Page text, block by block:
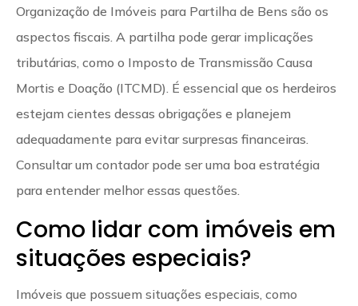
Organização de Imóveis para Partilha de Bens são os
aspectos fiscais. A partilha pode gerar implicações
tributárias, como o Imposto de Transmissão Causa
Mortis e Doação (ITCMD). É essencial que os herdeiros
estejam cientes dessas obrigações e planejem
adequadamente para evitar surpresas financeiras.
Consultar um contador pode ser uma boa estratégia
para entender melhor essas questões.
Como lidar com imóveis em
situações especiais?
Imóveis que possuem situações especiais, como